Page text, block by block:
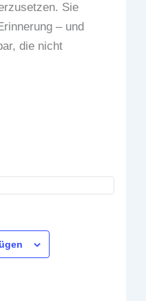
Sie
– und
die nicht